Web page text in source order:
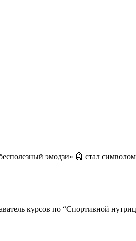
эмодзи» 🗿 стал
курсов по “Спортивной